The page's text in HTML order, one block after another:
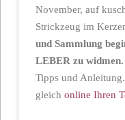
November, auf
Strickzeug im
und Sammlung
LEBER zu widmen.
Tipps und
gleich online Ihren